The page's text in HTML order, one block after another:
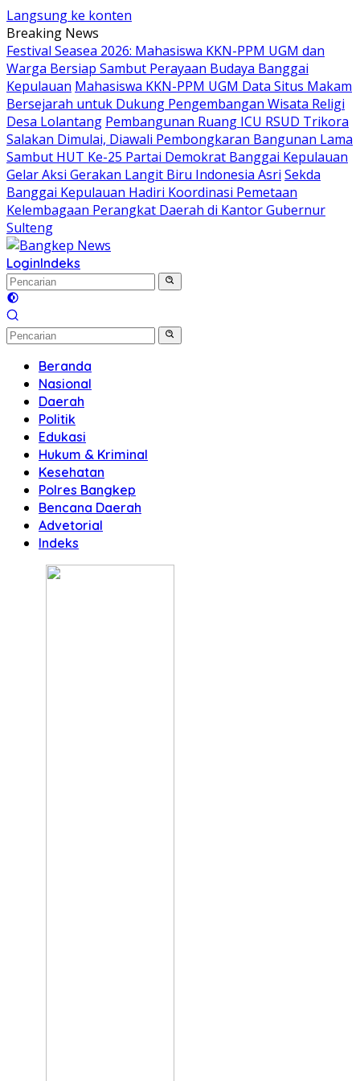
Langsung ke konten
Breaking News
Festival Seasea 2026: Mahasiswa KKN-PPM UGM dan
Warga Bersiap Sambut Perayaan Budaya Banggai
Kepulauan Mahasiswa KKN-PPM UGM Data Situs Makam
Bersejarah untuk Dukung Pengembangan Wisata Religi
Desa Lolantang Pembangunan Ruang ICU RSUD Trikora
Salakan Dimulai, Diawali Pembongkaran Bangunan Lama
Sambut HUT Ke-25 Partai Demokrat Banggai Kepulauan
Gelar Aksi Gerakan Langit Biru Indonesia Asri Sekda
Banggai Kepulauan Hadiri Koordinasi Pemetaan
Kelembagaan Perangkat Daerah di Kantor Gubernur
Sulteng
LoginIndeks
Beranda
Nasional
Daerah
Politik
Edukasi
Hukum & Kriminal
Kesehatan
Polres Bangkep
Bencana Daerah
Advetorial
Indeks